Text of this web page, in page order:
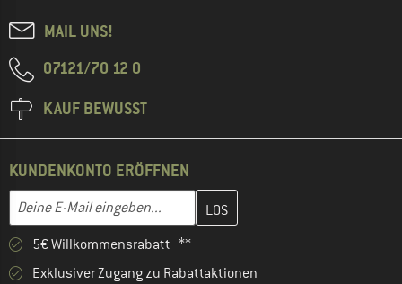
MAIL UNS!
07121/70 12 0
KAUF BEWUSST
KUNDENKONTO ERÖFFNEN
E-Mail-Adresse
Gib hier deine E-Mail-Adresse ein und erstelle im nächsten
5€ Willkommensrabatt **
Exklusiver Zugang zu Rabattaktionen